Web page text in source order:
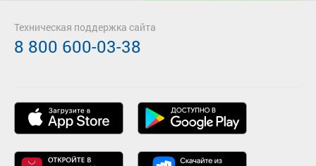
Детали рейса
Техническая поддержка сайта
8 800 600-03-38